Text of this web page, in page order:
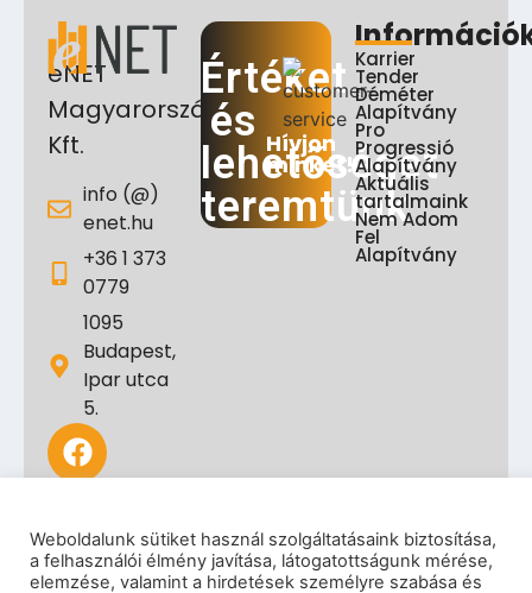
eNET
Magyarország
Kft.
info (@)
enet.hu
+36 1 373
0779
1095
Budapest,
Ipar utca
5.
Értéket
és
lehetőséget
teremtünk
Hívjon
minket!
Karrier
Tender
Déméter
Alapítvány
Pro
Progressió
Alapítvány
Aktuális
tartalmaink
Nem Adom
Fel
Alapítvány
Weboldalunk sütiket használ szolgáltatásaink biztosítása,
a felhasználói élmény javítása, látogatottságunk mérése,
elemzése, valamint a hirdetések személyre szabása és